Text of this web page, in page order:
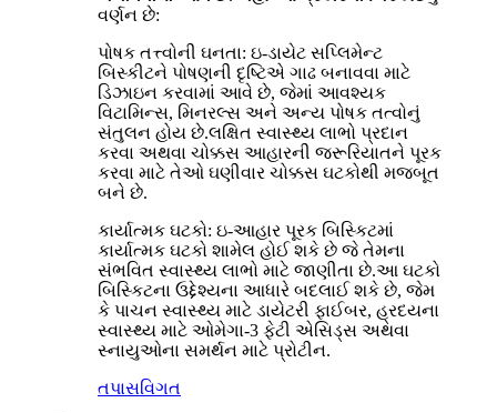
વર્ણન છે:
પોષક તત્ત્વોની ઘનતા: ઇ-ડાયેટ સપ્લિમેન્ટ
બિસ્કીટને પોષણની દૃષ્ટિએ ગાઢ બનાવવા માટે
ડિઝાઇન કરવામાં આવે છે, જેમાં આવશ્યક
વિટામિન્સ, મિનરલ્સ અને અન્ય પોષક તત્વોનું
સંતુલન હોય છે.લક્ષિત સ્વાસ્થ્ય લાભો પ્રદાન
કરવા અથવા ચોક્કસ આહારની જરૂરિયાતને પૂરક
કરવા માટે તેઓ ઘણીવાર ચોક્કસ ઘટકોથી મજબૂત
બને છે.
કાર્યાત્મક ઘટકો: ઇ-આહાર પૂરક બિસ્કિટમાં
કાર્યાત્મક ઘટકો શામેલ હોઈ શકે છે જે તેમના
સંભવિત સ્વાસ્થ્ય લાભો માટે જાણીતા છે.આ ઘટકો
બિસ્કિટના ઉદ્દેશ્યના આધારે બદલાઈ શકે છે, જેમ
કે પાચન સ્વાસ્થ્ય માટે ડાયેટરી ફાઈબર, હ્રદયના
સ્વાસ્થ્ય માટે ઓમેગા-3 ફેટી એસિડ્સ અથવા
સ્નાયુઓના સમર્થન માટે પ્રોટીન.
તપાસવિગત